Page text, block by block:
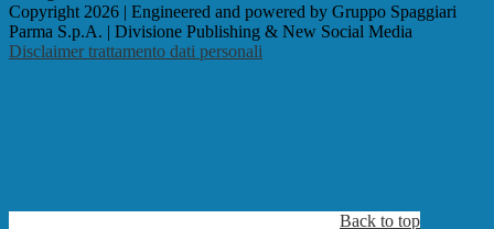
Copyright 2026 | Engineered and powered by Gruppo Spaggiari
Parma S.p.A. | Divisione Publishing & New Social Media
Disclaimer trattamento dati personali
Back to top